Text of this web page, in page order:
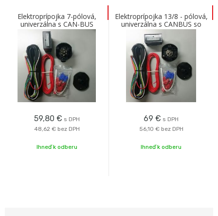
Elektroprípojka 7-pólová,
univerzálna s CAN-BUS
59,80 € s DPH
48,62 € bez DPH
Ihneď k odberu
Elektroprípojka 13/8 - pólová,
univerzálna s CANBUS so
zapojením cúvacieho svetla
69 € s DPH
56,10 € bez DPH
Ihneď k odberu